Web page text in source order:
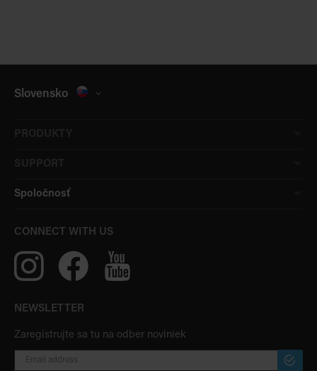
Slovensko
Spoločnosť
CONNECT WITH US
NEWSLETTER
Zaregistrujte sa tu na odber noviniek